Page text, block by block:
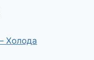
Холода